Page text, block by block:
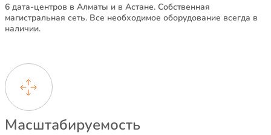
6 дата-центров в Алматы и в Астане. Собственная
магистральная сеть. Все необходимое оборудование всегда в
наличии.
Масштабируемость